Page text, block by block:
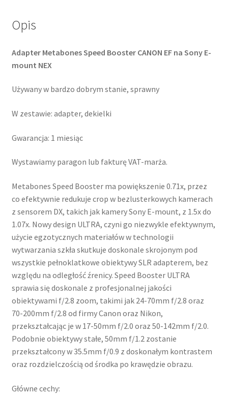
EF
Metabones
Booster
Opis
Adapter Metabones Speed Booster CANON EF na Sony E-
mount NEX
Używany w bardzo dobrym stanie, sprawny
W zestawie: adapter, dekielki
Gwarancja: 1 miesiąc
Wystawiamy paragon lub fakturę VAT-marża.
Metabones Speed Booster ma powiększenie 0.71x, przez
co efektywnie redukuje crop w bezlusterkowych kamerach
z sensorem DX, takich jak kamery Sony E-mount, z 1.5x do
1.07x. Nowy design ULTRA, czyni go niezwykle efektywnym,
użycie egzotycznych materiałów w technologii
wytwarzania szkła skutkuje doskonale skrojonym pod
wszystkie pełnoklatkowe obiektywy SLR adapterem, bez
względu na odległość źrenicy. Speed Booster ULTRA
sprawia się doskonale z profesjonalnej jakości
obiektywami f/2.8 zoom, takimi jak 24-70mm f/2.8 oraz
70-200mm f/2.8 od firmy Canon oraz Nikon,
przekształcając je w 17-50mm f/2.0 oraz 50-142mm f/2.0.
Podobnie obiektywy stałe, 50mm f/1.2 zostanie
przekształcony w 35.5mm f/0.9 z doskonałym kontrastem
oraz rozdzielczością od środka po krawędzie obrazu.
Główne cechy: